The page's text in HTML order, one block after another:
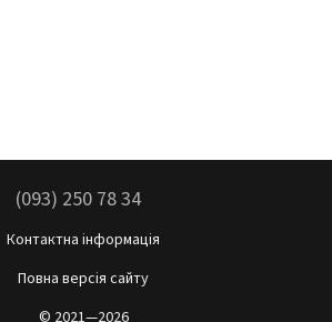
(093) 250 78 34
Контактна інформація
Повна версія сайту